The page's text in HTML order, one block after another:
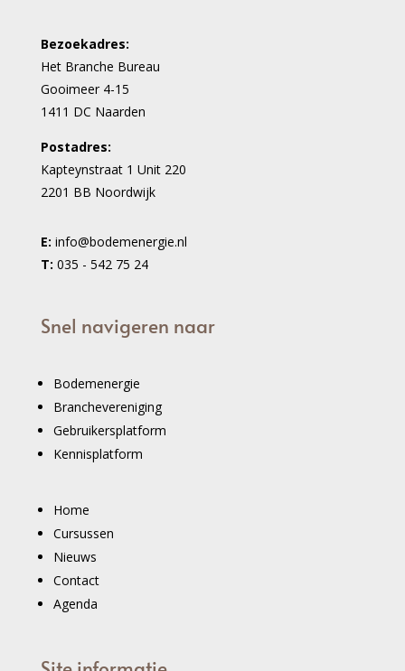
Bezoekadres:
Het Branche Bureau
Gooimeer 4-15
1411 DC Naarden
Postadres:
Kapteynstraat 1 Unit 220
2201 BB Noordwijk
E: info@bodemenergie.nl
T: 035 - 542 75 24
Snel navigeren naar
Bodemenergie
Branchevereniging
Gebruikersplatform
Kennisplatform
Home
Cursussen
Nieuws
Contact
Agenda